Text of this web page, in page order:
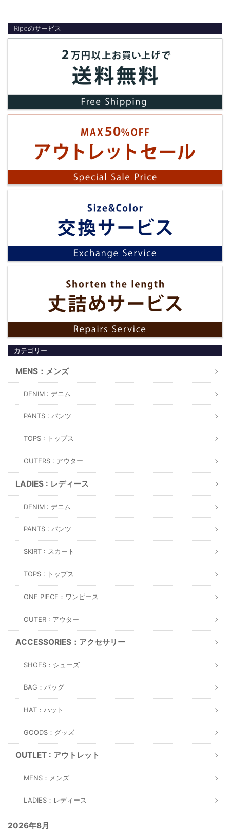
Ripoのサービス
カテゴリー
MENS：メンズ
DENIM : デニム
PANTS : パンツ
TOPS : トップス
OUTERS : アウター
LADIES : レディース
DENIM : デニム
PANTS : パンツ
SKIRT : スカート
TOPS : トップス
ONE PIECE：ワンピース
OUTER : アウター
ACCESSORIES：アクセサリー
SHOES：シューズ
BAG：バッグ
HAT：ハット
GOODS：グッズ
OUTLET : アウトレット
MENS：メンズ
LADIES：レディース
2026年8月